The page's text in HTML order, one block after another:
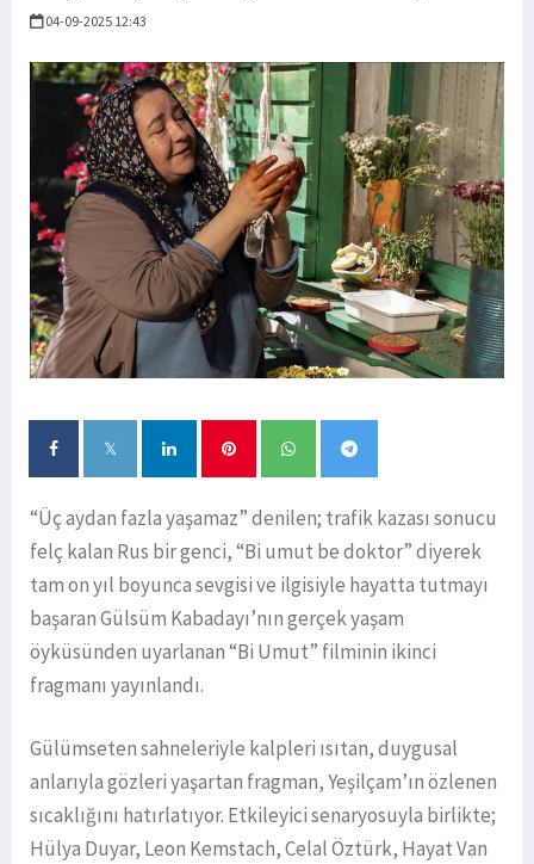
04-09-2025 12:43
“Üç aydan fazla yaşamaz” denilen; trafik kazası sonucu
felç kalan Rus bir genci, “Bi umut be doktor” diyerek
tam on yıl boyunca sevgisi ve ilgisiyle hayatta tutmayı
başaran Gülsüm Kabadayı’nın gerçek yaşam
öyküsünden uyarlanan “Bi Umut” filminin ikinci
fragmanı yayınlandı.
Gülümseten sahneleriyle kalpleri ısıtan, duygusal
anlarıyla gözleri yaşartan fragman, Yeşilçam’ın özlenen
sıcaklığını hatırlatıyor. Etkileyici senaryosuyla birlikte;
Hülya Duyar, Leon Kemstach, Celal Öztürk, Hayat Van